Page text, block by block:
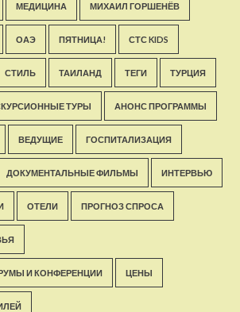
МЕДИЦИНА МИХАИЛ ГОРШЕНЁВ
ОАЭ ПЯТНИЦА! СТС KIDS
СТИЛЬ ТАИЛАНД ТЕГИ ТУРЦИЯ
ТУРЫ АНОНС ПРОГРАММЫ
ВЕДУЩИЕ ГОСПИТАЛИЗАЦИЯ
ДОКУМЕНТАЛЬНЫЕ ФИЛЬМЫ ИНТЕРВЬЮ
ОТЕЛИ ПРОГНОЗ СПРОСА
И КОНФЕРЕНЦИИ ЦЕНЫ